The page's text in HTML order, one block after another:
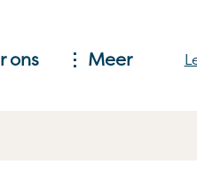
ons Meer